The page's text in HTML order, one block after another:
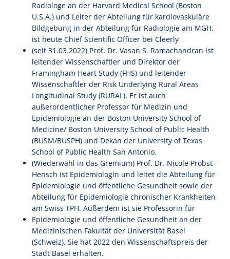
Radiologe an der Harvard Medical School (Boston
U.S.A.) und Leiter der Abteilung für kardiovaskuläre
Bildgebung in der Abteilung für Radiologie am MGH,
ist heute Chief Scientific Officer bei Cleerly
(seit 31.03.2022) Prof. Dr. Vasan S. Ramachandran ist
leitender Wissenschaftler und Direktor der
Framingham Heart Study (FHS) und leitender
Wissenschaftler der Risk Underlying Rural Areas
Longitudinal Study (RURAL). Er ist auch
außerordentlicher Professor für Medizin und
Epidemiologie an der Boston University School of
Medicine/ Boston University School of Public Health
(BUSM/BUSPH) und Dekan der University of Texas
School of Public Health San Antonio.
(Wiederwahl in das Gremium) Prof. Dr. Nicole Probst-
Hensch ist Epidemiologin und leitet die Abteilung für
Epidemiologie und öffentliche Gesundheit sowie der
Abteilung für Epidemiologie chronischer Krankheiten
am Swiss TPH. Außerdem ist sie Professorin für
Epidemiologie und öffentliche Gesundheit an der
Medizinischen Fakultät der Universität Basel
(Schweiz). Sie hat 2022 den Wissenschaftspreis der
Stadt Basel erhalten.